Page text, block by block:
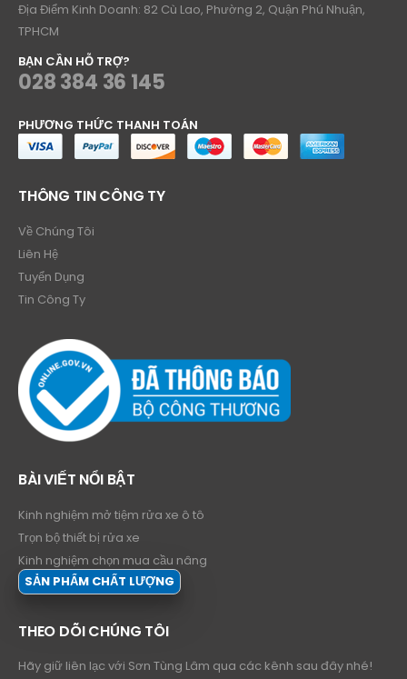
Địa Điểm Kinh Doanh: 82 Cù Lao, Phường 2, Quận Phú Nhuận,
TPHCM
BẠN CẦN HỖ TRỢ?
028 384 36 145
PHƯƠNG THỨC THANH TOÁN
THÔNG TIN CÔNG TY
Về Chúng Tôi
Liên Hệ
Tuyển Dụng
Tin Công Ty
BÀI VIẾT NỔI BẬT
Kinh nghiệm mở tiệm rửa xe ô tô
Trọn bộ thiết bị rửa xe
Kinh nghiệm chọn mua cầu nâng
SẢN PHẨM CHẤT LƯỢNG
THEO DÕI CHÚNG TÔI
Hãy giữ liên lạc với Sơn Tùng Lâm qua các kênh sau đây nhé!